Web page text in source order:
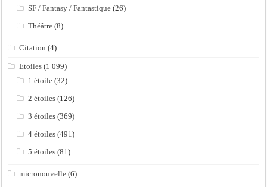
SF / Fantasy / Fantastique (26)
Théâtre (8)
Citation (4)
Etoiles (1 099)
1 étoile (32)
2 étoiles (126)
3 étoiles (369)
4 étoiles (491)
5 étoiles (81)
micronouvelle (6)